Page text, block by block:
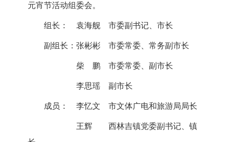
元宵节活动组委会。
组长： 袁海舰 市委副书记、市长
副组长：张彬彬 市委常委、常务副市长
柴 鹏 市委常委、副市长
李思瑶 副市长
成员： 李忆文 市文体广电和旅游局局长
王辉 西林吉镇党委副书记、镇